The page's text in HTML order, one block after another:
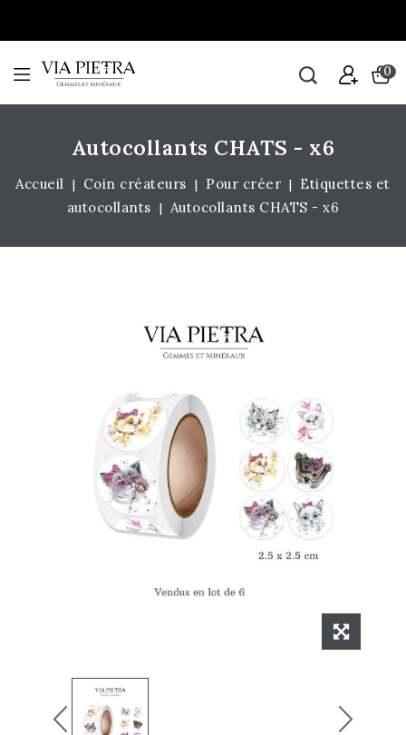
0
Autocollants CHATS - x6
Accueil Coin créateurs Pour créer
Etiquettes et
autocollants
Autocollants CHATS - x6